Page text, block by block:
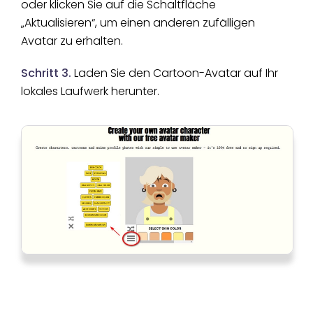
oder klicken Sie auf die Schaltfläche
„Aktualisieren“, um einen anderen zufälligen
Avatar zu erhalten.
Schritt 3. Laden Sie den Cartoon-Avatar auf Ihr
lokales Laufwerk herunter.